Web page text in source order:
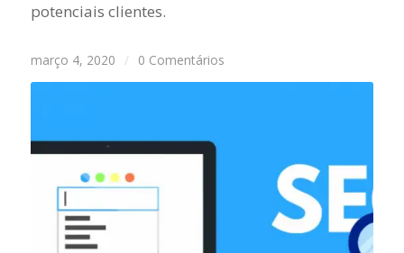
potenciais clientes.
março 4, 2020 / 0 Comentários